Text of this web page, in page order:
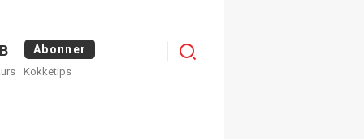
Abonner
Kokketips
Logg